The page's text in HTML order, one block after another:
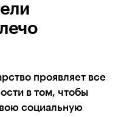
проявляет все
в том, чтобы
социальную